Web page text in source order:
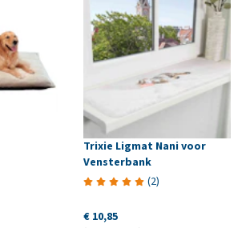
Trixie Ligmat Nani voor
Vensterbank
(2)
€ 10,85